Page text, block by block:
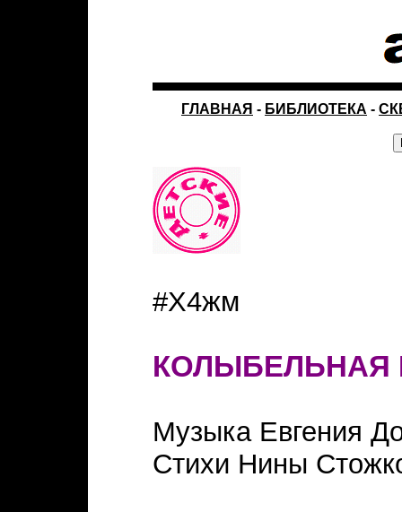
ГЛАВНАЯ - БИБЛИОТЕКА -
#Х4жм
Музыка Евгения
Стихи Нины